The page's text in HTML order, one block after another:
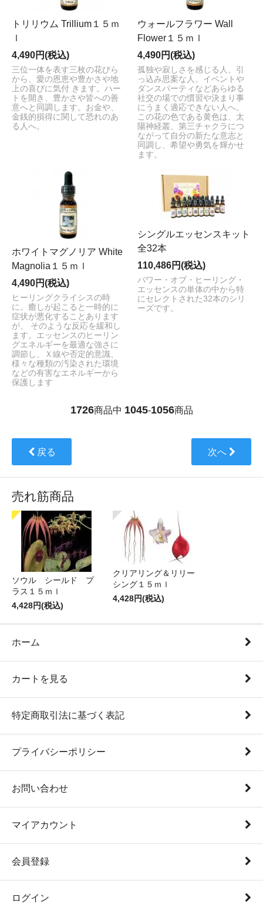
トリリウム Trillium１５ｍ
4,490円(税込)
三位一体を表す三枚の花びら
から、愛の恩恵や豊かさや地
上の喜びに気付 きます。ハー
トを開き、豊かさや皆への善
意へと同調します。お金や、
金銭的損得に関して恐れのあ
る人へ。
ウォールフラワー Wall
Flower１５ｍｌ
4,490円(税込)
孤独や寂しさを感じる人、引
っ込み思案な人、イベントや
ダンスパーティなどあらゆる
社交の場での慣習や決まり事
にうまく適応できない人へ。
この花の色である黄色は、太
陽神経叢、第三チャクラにつ
ながって自分の新たな意志と
同調し、希望や勇気を輝かせ
ます。
ホワイトマグノリア White
Magnolia１５ｍｌ
4,490円(税込)
ヒーリングクライシスの時
に。癒しが起こると一時的に
症状が悪化することあります
が、 そのような反応を緩和し
ます。エッセンスのヒーリン
グエネルギーを最適な強さに
調節し、Ｘ線や否定的意識、
様々な種類の汚染された環境
などの有害なエネルギーから
保護します
シングルエッセンスキット
全32本
110,486円(税込)
パワー・オブ・ヒーリング・
エッセンスの単体の中から特
にセレクトされた32本のシリ
ーズです。
1726商品中 1045-1056商品
戻る 次へ
売れ筋商品
ソウル シールド プ
ラス１５ｍｌ
4,428円(税込)
クリアリング＆リリー
シング１５ｍｌ
4,428円(税込)
ホーム
カートを見る
特定商取引法に基づく表記
プライバシーポリシー
お問い合わせ
マイアカウント
会員登録
ログイン